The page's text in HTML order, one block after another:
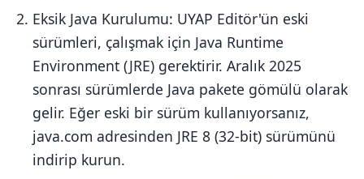
Eksik Java Kurulumu: UYAP Editör'ün eski
sürümleri, çalışmak için Java Runtime
Environment (JRE) gerektirir. Aralık 2025
sonrası sürümlerde Java pakete gömülü olarak
gelir. Eğer eski bir sürüm kullanıyorsanız,
java.com adresinden JRE 8 (32-bit) sürümünü
indirip kurun.